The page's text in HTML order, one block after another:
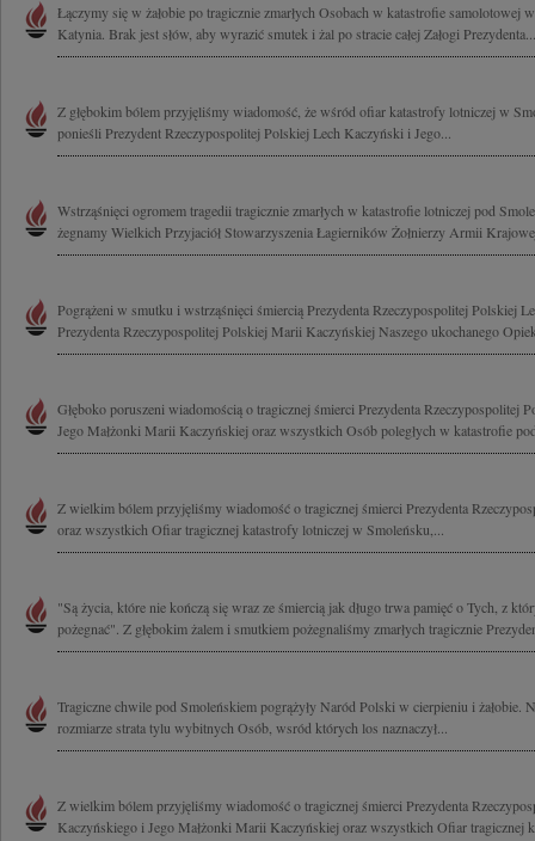
Łączymy się w żałobie po tragicznie zmarłych Osobach w katastrofie samolotowej
Katynia. Brak jest słów, aby wyrazić smutek i żal po stracie całej Załogi Prezydenta...
Z głębokim bólem przyjęliśmy wiadomość, że wśród ofiar katastrofy lotniczej w
ponieśli Prezydent Rzeczypospolitej Polskiej Lech Kaczyński i Jego...
Wstrząśnięci ogromem tragedii tragicznie zmarłych w katastrofie lotniczej pod
żegnamy Wielkich Przyjaciół Stowarzyszenia Łagierników Żołnierzy Armii
Pogrążeni w smutku i wstrząśnięci śmiercią Prezydenta Rzeczypospolitej Polskiej
Prezydenta Rzeczypospolitej Polskiej Marii Kaczyńskiej Naszego ukochanego
Głęboko poruszeni wiadomością o tragicznej śmierci Prezydenta Rzeczypospolitej
Jego Małżonki Marii Kaczyńskiej oraz wszystkich Osób poległych w katastrofie
Z wielkim bólem przyjęliśmy wiadomość o tragicznej śmierci Prezydenta
oraz wszystkich Ofiar tragicznej katastrofy lotniczej w Smoleńsku,...
"Są życia, które nie kończą się wraz ze śmiercią jak długo trwa pamięć o Tych, z
pożegnać". Z głębokim żalem i smutkiem pożegnaliśmy zmarłych tragicznie
Tragiczne chwile pod Smoleńskiem pogrążyły Naród Polski w cierpieniu i żałobie.
rozmiarze strata tylu wybitnych Osób, wsród których los naznaczył...
Z wielkim bólem przyjęliśmy wiadomość o tragicznej śmierci Prezydenta
Kaczyńskiego i Jego Małżonki Marii Kaczyńskiej oraz wszystkich Ofiar tragicznej